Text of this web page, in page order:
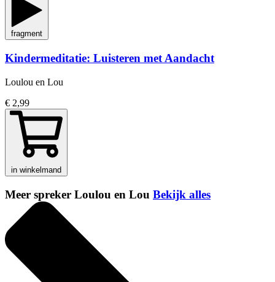
fragment
Kindermeditatie: Luisteren met Aandacht
Loulou en Lou
€ 2,99
in winkelmand
Meer spreker Loulou en Lou Bekijk alles